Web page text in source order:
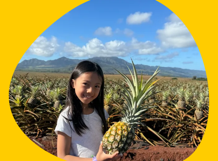
家族旅行におすすめ
リピーターにおすすめ
ご案内
会社案内
トラベル・エージェントの皆様へ
ホノルル空港ご到着時のご案内
よくあるお問い合わせ